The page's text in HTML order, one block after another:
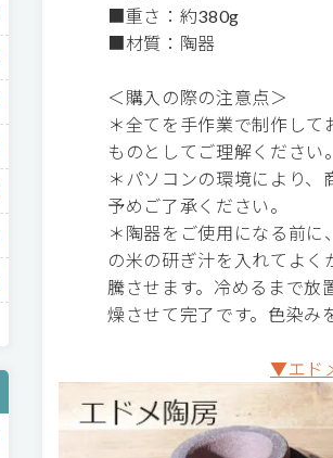
■重さ：約380g
■材質：陶器
＜購入の際の注意点＞
＊全てを手作業で制作し
ものとしてご理解ください。
＊パソコンの環境により、
予めご了承ください。
＊陶器をご使用になる前
の米の研ぎ汁を入れてよく
騰させます。冷めるまで放
燥させて完了です。色染み
▼エド